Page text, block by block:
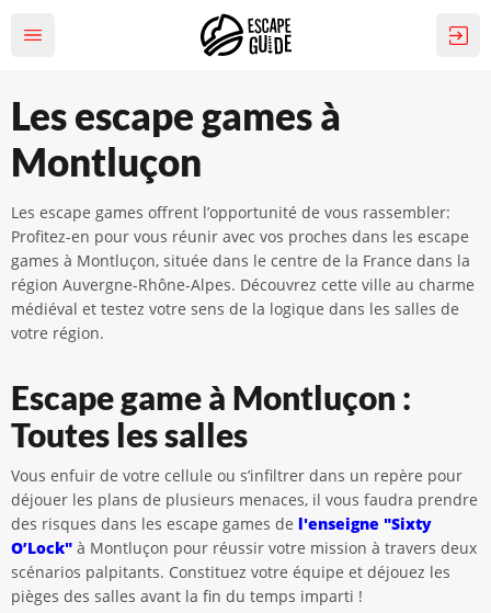
Les escape games à
Montluçon
Les escape games offrent l’opportunité de vous rassembler:
Profitez-en pour vous réunir avec vos proches dans les escape
games à Montluçon, située dans le centre de la France dans la
région Auvergne-Rhône-Alpes. Découvrez cette ville au charme
médiéval et testez votre sens de la logique dans les salles de
votre région.
Escape game à Montluçon :
Toutes les salles
Vous enfuir de votre cellule ou s’infiltrer dans un repère pour
déjouer les plans de plusieurs menaces, il vous faudra prendre
des risques dans les escape games de l'enseigne "Sixty
O’Lock" à Montluçon pour réussir votre mission à travers deux
scénarios palpitants. Constituez votre équipe et déjouez les
pièges des salles avant la fin du temps imparti !